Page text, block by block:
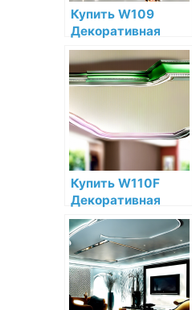
Купить W109
Декоративная
панель Orac Decor
Valley Полиуретан
Orac Decor по
интернет-
магазине
Купить W110F
Декоративная
панель гибкая Orac
Decor Hill
Полиуретан Orac
Decor по низкой
цене в интернет-
магазине